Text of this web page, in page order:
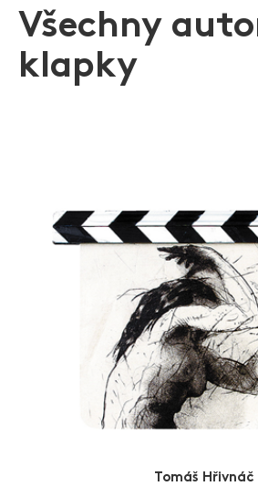
Zlín Film Festival
poetiky, která ji obklopuje a utváří.
jakoby záznamem okamžiků, v
akce, situace, gesta. I samotné
okamžitost a torzovitost situací
dlouho a velice sebevědomě. Jeho
nezaměřuje pouze na výtvarné
uznávaným hráčem na bonga a
Právě dynamická a rytmická hudba
na niž se zaměřuje, nachází
odezvu v akvarelové malbě, častěji
Tajemné, trošku magické tahy, spíše
měděných desek se v jednom
náhodou, mimochodem nacházejí
podobu ženského těla. Tato
Všechny
klapky
Tomáš Hřivnáč